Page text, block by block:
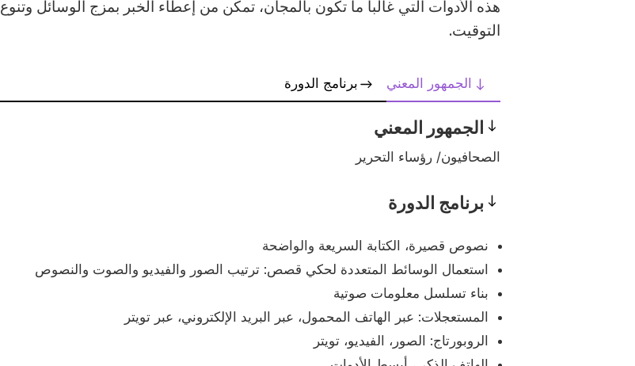
هذه الأدوات التي غالبا ما تكون بالمجان، تمكن من إعطاء الخبر بمزج الوسائل وتنوع
التوقيت.
الجمهور المعني برنامج الدورة
الجمهور المعني
Prerequisites
الصحافيون/ رؤساء التحرير
برنامج الدورة
نصوص قصيرة، الكتابة السريعة والواضحة
استعمال الوسائط المتعددة لحكي قصص: ترتيب الصور والفيديو والصوت والنصوص
بناء تسلسل معلومات صوتية
المستعجلات: عبر الهاتف المحمول، عبر البريد الإلكتروني، عبر تويتر
الروبورتاج: الصور، الفيديو، تويتر